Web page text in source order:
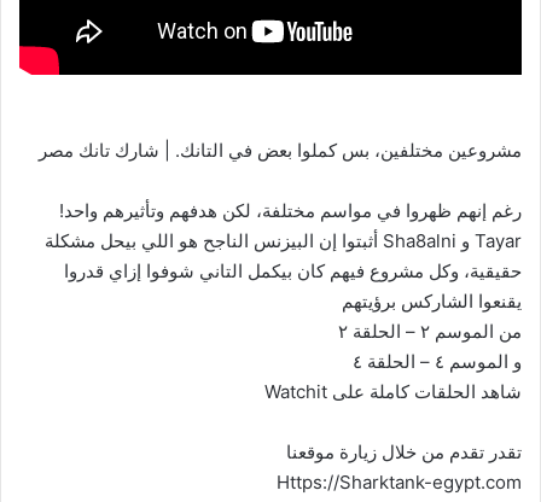
مشروعين مختلفين، بس كملوا بعض في التانك. | شارك تانك مصر
رغم إنهم ظهروا في مواسم مختلفة، لكن هدفهم وتأثيرهم واحد!
Tayar و Sha8alni أثبتوا إن البيزنس الناجح هو اللي بيحل مشكلة
حقيقية، وكل مشروع فيهم كان بيكمل التاني شوفوا إزاي قدروا
يقنعوا الشاركس برؤيتهم
من الموسم ٢ – الحلقة ٢
و الموسم ٤ – الحلقة ٤
شاهد الحلقات كاملة على Watchit
تقدر تقدم من خلال زيارة موقعنا
Https://Sharktank-egypt.com